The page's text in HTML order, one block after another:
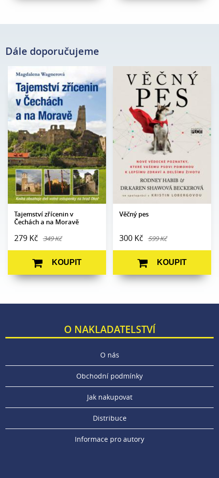
Dále doporučujeme
Tajemství zřícenin v
Čechách a na Moravě
279 Kč 349 Kč
Autor:
Magdalena
Wagnerová
Edice:
mimo edice
Počet stran:
200
Formát:
160 x 230
Vazba:
V8a (pevná)
Obrazová
část:
Barevné fotografie
Datum
vydání:
27. 10. 2011
KOUPIT
Věčný pes
300 Kč 599 Kč
Rodney Habib, Dr. Karen
Shawová Beckerová
Edice:
Edukace
Počet
stran:
408
Formát:
165 x 237
Vazba:
V8a (pevná)
Datum
vydání:
28. 5. 2024
KOUPIT
O NAKLADATELSTVÍ
O nás
Obchodní podmínky
Jak nakupovat
Distribuce
Informace pro autory